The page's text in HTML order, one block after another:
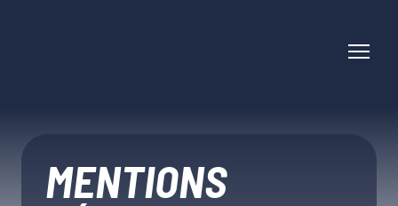
MENTIONS